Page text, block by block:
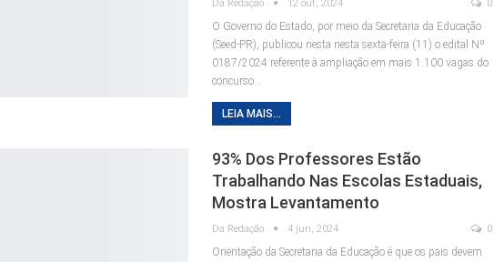
Da Redação 12 out, 2024 0
O Governo do Estado, por meio da Secretaria da Educação
(Seed-PR), publicou nesta nesta sexta-feira (11) o edital Nº
0187/2024 referente à ampliação em mais 1.100 vagas do
concurso…
LEIA MAIS...
93% Dos Professores Estão
Trabalhando Nas Escolas Estaduais,
Mostra Levantamento
Da Redação 4 jun, 2024 0
Orientação da Secretaria da Educação é que os pais devem